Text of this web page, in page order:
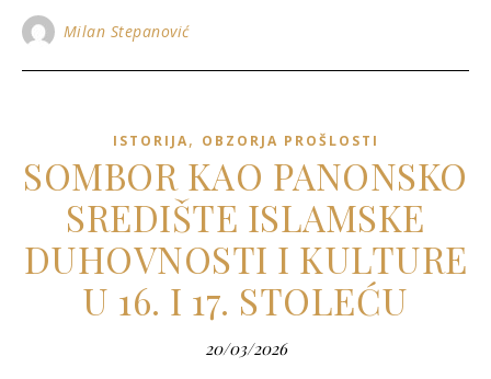
Milan Stepanović
ISTORIJA, OBZORJA PROŠLOSTI
SOMBOR KAO PANONSKO
SREDIŠTE ISLAMSKE
DUHOVNOSTI I KULTURE
U 16. I 17. STOLEĆU
20/03/2026